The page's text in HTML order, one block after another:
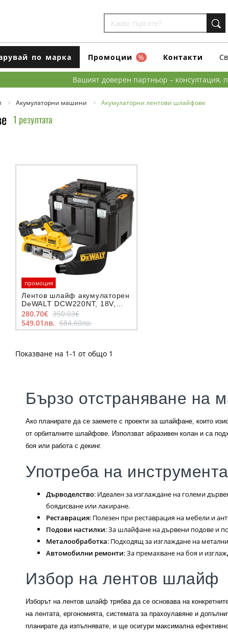
по марка Промоции % Контакти
Вашият доверен партньор – консултация,
Акумулаторни машини Акумулаторни лентови шлайфове
1 резултата
промоция
Лентов шлайф акумулаторен
DeWALT DCW220NT, 18V,
533x75 мм
280.70€ 350.03€
549.01лв. 684.60лв.
Показване на 1-1 от общо 1
Бързо отстраняване на
Ако планирате да се заемете с проекти за шлайфане, които
от орбиталните шлайфове. Използват абразивен колан и са
боя или работа с декинг.
Употреба на инструмента
Дърводелство: Идеален за изглаждане на големи
боядисване или лакиране.
Реставрация: Полезен при реставрация на мебели и
Подови настилки: За шлайфане на дървени подове и
Металообработка: Подходящ за изглаждане на
Автомобилни ремонти: За премахване на боя и
Избор на лентов шлайф
Изборът на лентов шлайф трябва да се основава на
на лентата, ергономията, системата за прахоулавяне и
планирате да изпълнявате, и ще осигури максимална